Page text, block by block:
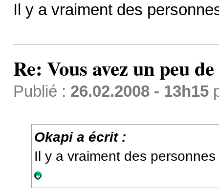
Il y a vraiment des
Re: Vous avez un peu
Publié : 26.02.2008 - 13h15
Okapi a écrit :
Il y a vraiment des